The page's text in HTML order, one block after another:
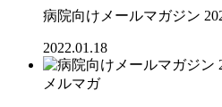
病院向けメールマガジン
2022.01.18
メルマガ